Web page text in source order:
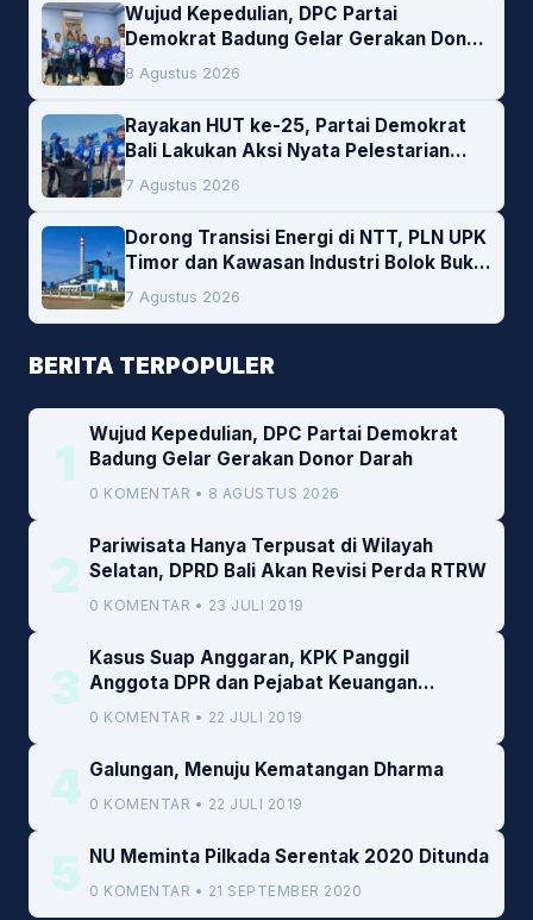
Wujud Kepedulian, DPC Partai
Demokrat Badung Gelar Gerakan Donor
Darah
8 Agustus 2026
Rayakan HUT ke-25, Partai Demokrat
Bali Lakukan Aksi Nyata Pelestarian
Lingkungan
7 Agustus 2026
Dorong Transisi Energi di NTT, PLN UPK
Timor dan Kawasan Industri Bolok Buka
Peluang Investasi Woodchip untuk
Cofiring PLTU Bolok
7 Agustus 2026
BERITA TERPOPULER
1
Wujud Kepedulian, DPC Partai Demokrat
Badung Gelar Gerakan Donor Darah
0 KOMENTAR • 8 AGUSTUS 2026
2
Pariwisata Hanya Terpusat di Wilayah
Selatan, DPRD Bali Akan Revisi Perda RTRW
0 KOMENTAR • 23 JULI 2019
3
Kasus Suap Anggaran, KPK Panggil
Anggota DPR dan Pejabat Keuangan
Kemenkeu
0 KOMENTAR • 22 JULI 2019
4 Galungan, Menuju Kematangan Dharma
0 KOMENTAR • 22 JULI 2019
5 NU Meminta Pilkada Serentak 2020 Ditunda
0 KOMENTAR • 21 SEPTEMBER 2020